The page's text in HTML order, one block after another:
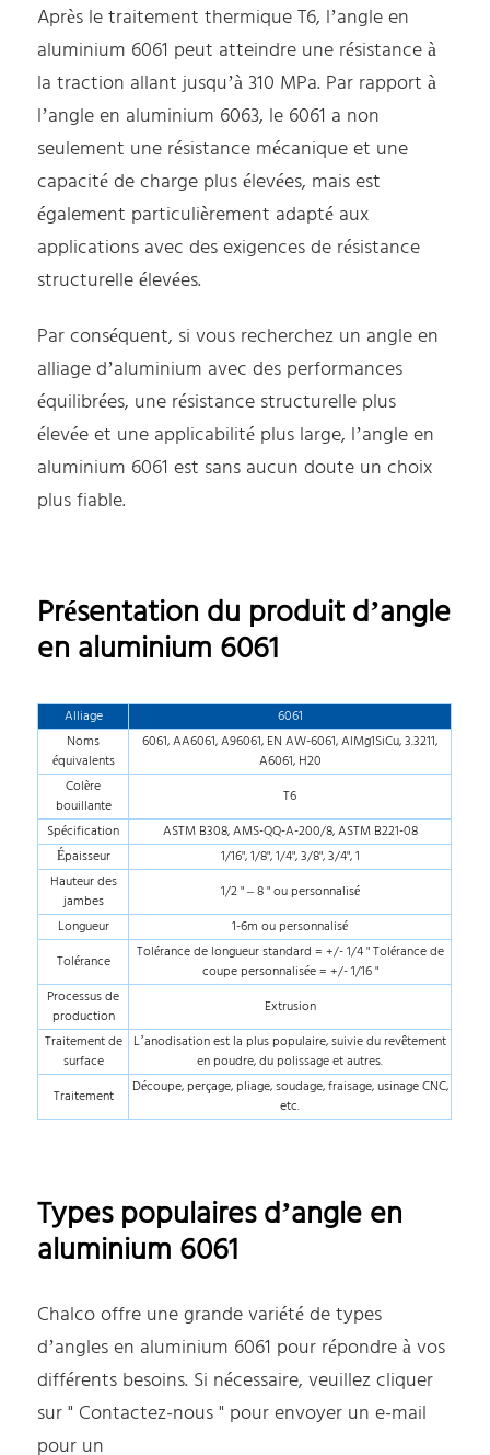
Après le traitement thermique T6, l’angle en
aluminium 6061 peut atteindre une résistance à
la traction allant jusqu’à 310 MPa. Par rapport à
l’angle en aluminium 6063, le 6061 a non
seulement une résistance mécanique et une
capacité de charge plus élevées, mais est
également particulièrement adapté aux
applications avec des exigences de résistance
structurelle élevées.
Par conséquent, si vous recherchez un angle en
alliage d’aluminium avec des performances
équilibrées, une résistance structurelle plus
élevée et une applicabilité plus large, l’angle en
aluminium 6061 est sans aucun doute un choix
plus fiable.
Présentation du produit d’angle
en aluminium 6061
Alliage
6061
Noms
équivalents
6061, AA6061, A96061, EN AW-6061, AlMg1SiCu, 3.3211,
A6061, H20
Colère
bouillante
T6
Spécification
ASTM B308, AMS-QQ-A-200/8, ASTM B221-08
Épaisseur
1/16", 1/8", 1/4", 3/8", 3/4", 1
Hauteur des
jambes
1/2 " – 8 " ou personnalisé
Longueur
1-6m ou personnalisé
Tolérance
Tolérance de longueur standard = +/- 1/4 " Tolérance de
coupe personnalisée = +/- 1/16 "
Processus de
production
Extrusion
Traitement de
surface
L’anodisation est la plus populaire, suivie du revêtement
en poudre, du polissage et autres.
Traitement
Découpe, perçage, pliage, soudage, fraisage, usinage CNC,
etc.
Types populaires d’angle en
aluminium 6061
Chalco offre une grande variété de types
d’angles en aluminium 6061 pour répondre à vos
différents besoins. Si nécessaire, veuillez cliquer
sur " Contactez-nous " pour envoyer un e-mail
pour un